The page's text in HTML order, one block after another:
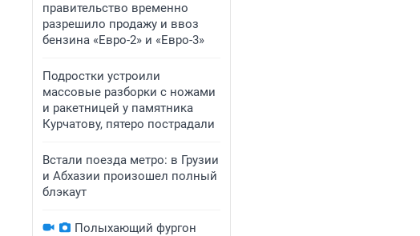
правительство временно
разрешило продажу и ввоз
бензина «Евро-2» и «Евро-3»
Подростки устроили
массовые разборки с ножами
и ракетницей у памятника
Курчатову, пятеро пострадали
Встали поезда метро: в Грузии
и Абхазии произошел полный
блэкаут
Полыхающий фургон